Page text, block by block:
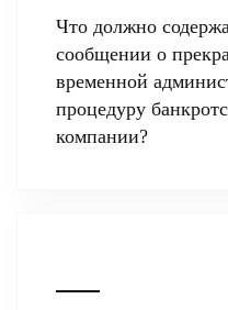
Что должно
сообщении о
временной
процедуру
компании?